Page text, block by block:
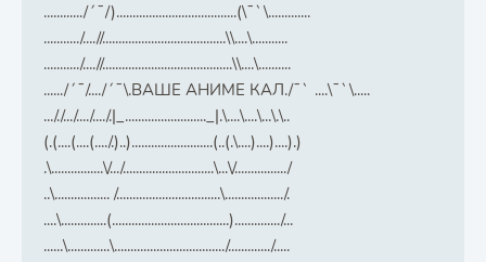
............/´¯/).....................................(\¯`\.............
.........../....//......................................\\....\...........
.........../....//........................................\\....\..........
....../´¯/..../´¯\.ВАШЕ АНИМЕ КАЛ./¯` ....\¯`\.....
..././.../..../..../.|_........................._|.\....\....\...\.\..
(.(....(....(..../.)..).........................(..(.\....)....)....).)
.\................\/.../............................\...\/................/
..\................. /................................\................../.
....\..............(....................................)............../...
......\.............\................................../............./.....